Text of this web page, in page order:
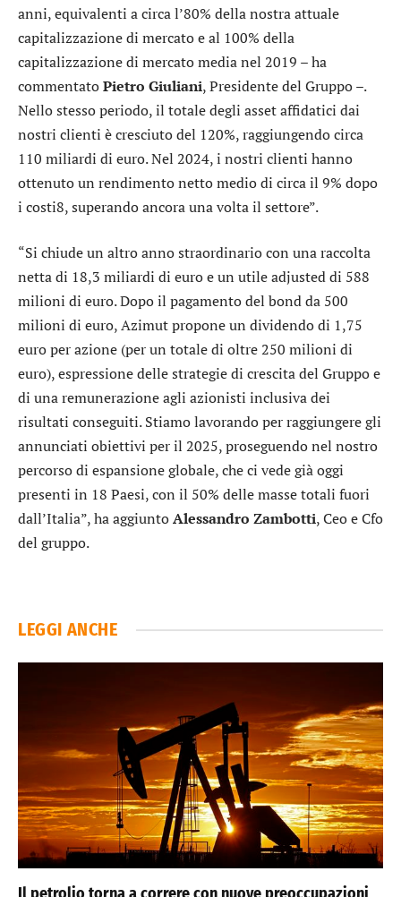
anni, equivalenti a circa l’80% della nostra attuale
capitalizzazione di mercato e al 100% della
capitalizzazione di mercato media nel 2019 – ha
commentatoPietro Giuliani, Presidente del Gruppo –.
Nello stesso periodo, il totale degli asset affidatici dai
nostri clienti è cresciuto del 120%, raggiungendo circa
110 miliardi di euro. Nel 2024, i nostri clienti hanno
ottenuto un rendimento netto medio di circa il 9% dopo
i costi8, superando ancora una volta il settore”.
“Si chiude un altro anno straordinario con una raccolta
netta di 18,3 miliardi di euro e un utile adjusted di 588
milioni di euro. Dopo il pagamento del bond da 500
milioni di euro, Azimut propone un dividendo di 1,75
euro per azione (per un totale di oltre 250 milioni di
euro), espressione delle strategie di crescita del Gruppo e
di una remunerazione agli azionisti inclusiva dei
risultati conseguiti. Stiamo lavorando per raggiungere gli
annunciati obiettivi per il 2025, proseguendo nel nostro
percorso di espansione globale, che ci vede già oggi
presenti in 18 Paesi, con il 50% delle masse totali fuori
dall’Italia”, ha aggiuntoAlessandro Zambotti, Ceo e Cfo
del gruppo.
LEGGI ANCHE
Il petrolio torna a correre con nuove preoccupazioni